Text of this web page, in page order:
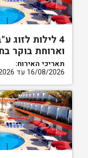
4 לילות לזוג
וארוחת בוקר
תאריכי האירוח:
16/08/2026 עד 27/08/2026